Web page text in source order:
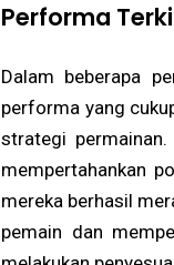
Performa
Dalam beberapa
performa yang
strategi
mempertahankan
mereka berhasil
pemain dan